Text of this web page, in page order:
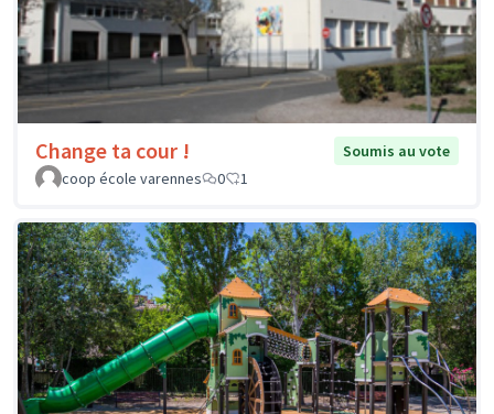
Change ta cour !
Soumis au vote
coop école varennes
0 1